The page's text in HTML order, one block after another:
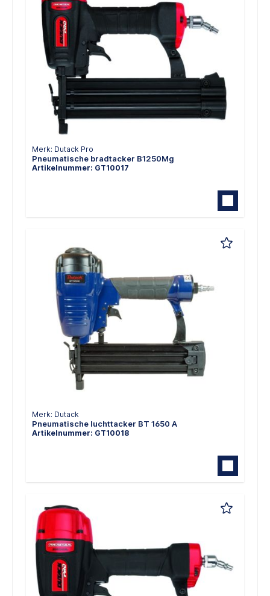
Merk: Dutack Pro
Pneumatische bradtacker B1250Mg
Artikelnummer: GT10017
Merk: Dutack
Pneumatische luchttacker BT 1650 A
Artikelnummer: GT10018